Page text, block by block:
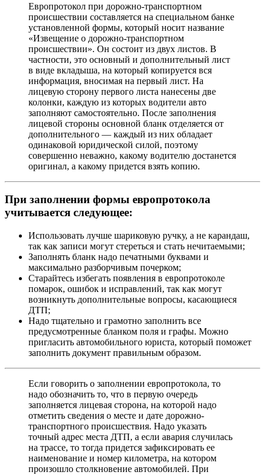
Европротокол при дорожно-транспортном
происшествии составляется на специальном банке
установленной формы, который носит название
«Извещение о дорожно-транспортном
происшествии». Он состоит из двух листов. В
частности, это основный и дополнительный лист
в виде вкладыша, на который копируется вся
информация, вносимая на первый лист. На
лицевую сторону первого листа нанесены две
колонки, каждую из которых водители авто
заполняют самостоятельно. После заполнения
лицевой стороны основной бланк отделяется от
дополнительного — каждый из них обладает
одинаковой юридической силой, поэтому
совершенно неважно, какому водителю достанется
оригинал, а какому придется взять копию.
При заполнении формы европротокола
учитывается следующее:
Использовать лучше шариковую ручку, а не карандаш,
так как записи могут стереться и стать нечитаемыми;
Заполнять бланк надо печатными буквами и
максимально разборчивым почерком;
Старайтесь избегать появления в европротоколе
помарок, ошибок и исправлений, так как могут
возникнуть дополнительные вопросы, касающиеся
ДТП;
Надо тщательно и грамотно заполнить все
предусмотренные бланком поля и графы. Можно
пригласить автомобильного юриста, который поможет
заполнить документ правильным образом.
Если говорить о заполнении европротокола, то
надо обозначить то, что в первую очередь
заполняется лицевая сторона, на которой надо
отметить сведения о месте и дате дорожно-
транспортного происшествия. Надо указать
точный адрес места ДТП, а если авария случилась
на трассе, то тогда придется зафиксировать ее
наименование и номер километра, на котором
произошло столкновение автомобилей. При